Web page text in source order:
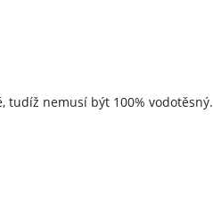
tudíž nemusí být 100% vodotěsný.